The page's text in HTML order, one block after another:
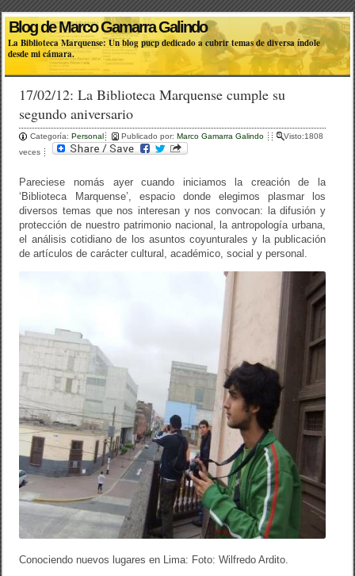
Blog de Marco Gamarra Galindo
La Biblioteca Marquense: Un blog pucp dedicado a cubrir temas de diversa índole
desde mi cámara.
17/02/12: La Biblioteca Marquense cumple su
segundo aniversario
Categoría:Personal Publicado por:Marco Gamarra Galindo
Visto:1808
veces
Pareciese nomás ayer cuando iniciamos la creación de la
‘Biblioteca Marquense’, espacio donde elegimos plasmar los
diversos temas que nos interesan y nos convocan: la difusión y
protección de nuestro patrimonio nacional, la antropología urbana,
el análisis cotidiano de los asuntos coyunturales y la publicación
de artículos de carácter cultural, académico, social y personal.
Conociendo nuevos lugares en Lima: Foto: Wilfredo Ardito.